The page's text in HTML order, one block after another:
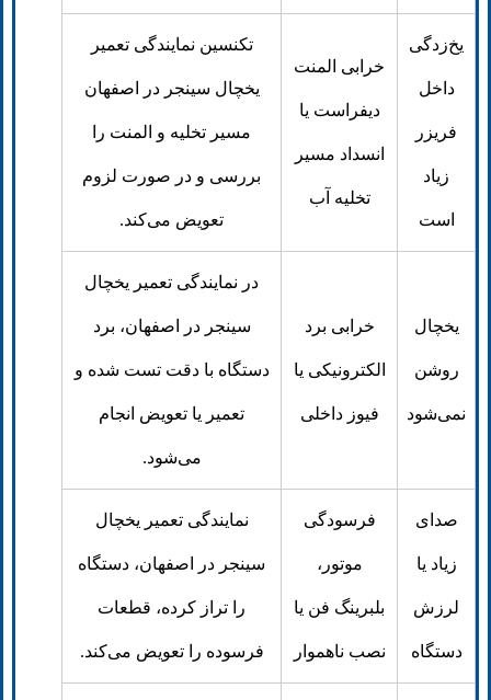
یخ‌زدگی
داخل
فریزر
زیاد
است
خرابی المنت
دیفراست یا
انسداد مسیر
تخلیه آب
تکنسین نمایندگی تعمیر
یخچال سینجر در اصفهان
مسیر تخلیه و المنت را
بررسی و در صورت لزوم
تعویض می‌کند.
یخچال
روشن
نمی‌شود
خرابی برد
الکترونیکی یا
فیوز داخلی
در نمایندگی تعمیر یخچال
سینجر در اصفهان، برد
دستگاه با دقت تست شده و
تعمیر یا تعویض انجام
می‌شود.
صدای
زیاد یا
لرزش
دستگاه
فرسودگی
موتور،
بلبرینگ فن یا
نصب ناهموار
نمایندگی تعمیر یخچال
سینجر در اصفهان، دستگاه
را تراز کرده، قطعات
فرسوده را تعویض می‌کند.